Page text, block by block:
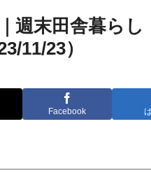
週末田舎暮ら
11/23）
Facebook